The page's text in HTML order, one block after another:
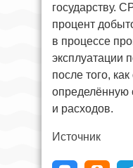
государству.
процент
в процессе
эксплуатации
после того,
определённую
и расходов.
Источник